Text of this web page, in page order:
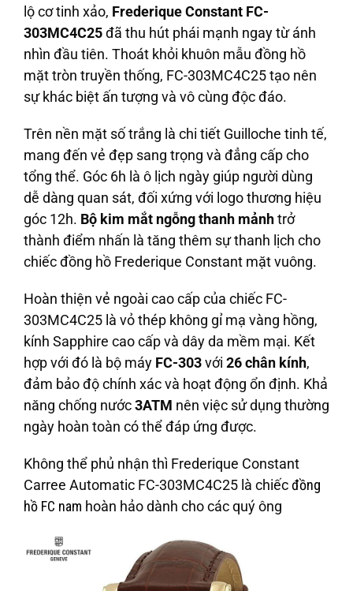
lộ cơ tinh xảo, Frederique Constant FC-
303MC4C25đã thu hút phái mạnh ngay từ ánh
nhìn đầu tiên. Thoát khỏi khuôn mẫu đồng hồ
mặt tròn truyền thống, FC-303MC4C25 tạo nên
sự khác biệt ấn tượng và vô cùng độc đáo.
Trên nền mặt số trắng là chi tiết Guilloche tinh tế,
mang đến vẻ đẹp sang trọng và đẳng cấp cho
tổng thể. Góc 6h là ô lịch ngày giúp người dùng
dễ dàng quan sát, đối xứng với logo thương hiệu
góc 12h. Bộ kim mắt ngỗng thanh mảnhtrở
thành điểm nhấn là tăng thêm sự thanh lịch cho
chiếc đồng hồ Frederique Constant mặt vuông.
Hoàn thiện vẻ ngoài cao cấp của chiếc FC-
303MC4C25 là vỏ thép không gỉ mạ vàng hồng,
kính Sapphire cao cấp và dây da mềm mại. Kết
hợp với đó là bộ máy FC-303với 26 chân kính,
đảm bảo độ chính xác và hoạt động ổn định. Khả
năng chống nước3ATM nên việc sử dụng thường
ngày hoàn toàn có thể đáp ứng được.
Không thể phủ nhận thì Frederique Constant
Carree Automatic FC-303MC4C25 là chiếcđồng
hồ FC nam hoàn hảo dành cho các quý ông